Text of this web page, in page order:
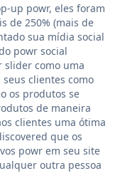
up powr, eles foram
de 250% (mais de
sua mídia social
powr social
slider como uma
clientes como
os produtos se
de maneira
clientes uma ótima
que os
powr em seu site
outra pessoa